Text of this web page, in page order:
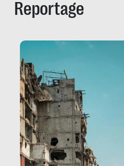
Reportage